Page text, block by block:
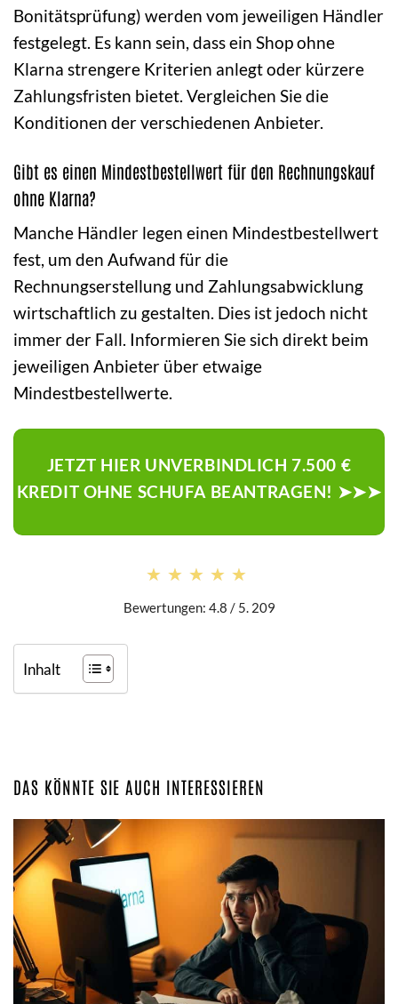
Bonitätsprüfung) werden vom jeweiligen Händler
festgelegt. Es kann sein, dass ein Shop ohne
Klarna strengere Kriterien anlegt oder kürzere
Zahlungsfristen bietet. Vergleichen Sie die
Konditionen der verschiedenen Anbieter.
Gibt es einen Mindestbestellwert für den Rechnungskauf
ohne Klarna?
Manche Händler legen einen Mindestbestellwert
fest, um den Aufwand für die
Rechnungserstellung und Zahlungsabwicklung
wirtschaftlich zu gestalten. Dies ist jedoch nicht
immer der Fall. Informieren Sie sich direkt beim
jeweiligen Anbieter über etwaige
Mindestbestellwerte.
JETZT HIER UNVERBINDLICH 7.500 €
KREDIT OHNE SCHUFA BEANTRAGEN! ➤➤➤
★★★★★
★★★★★
Bewertungen: 4.8 / 5. 209
Inhalt
DAS KÖNNTE SIE AUCH INTERESSIEREN